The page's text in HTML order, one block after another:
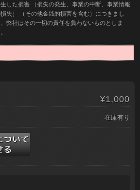
した損害 （損失の発生、事業の中断、事業情報
失） （その他金銭的損害を含む）につきまし
弊社はその一切の責任を負わないものとしま
¥1,000
在庫有り